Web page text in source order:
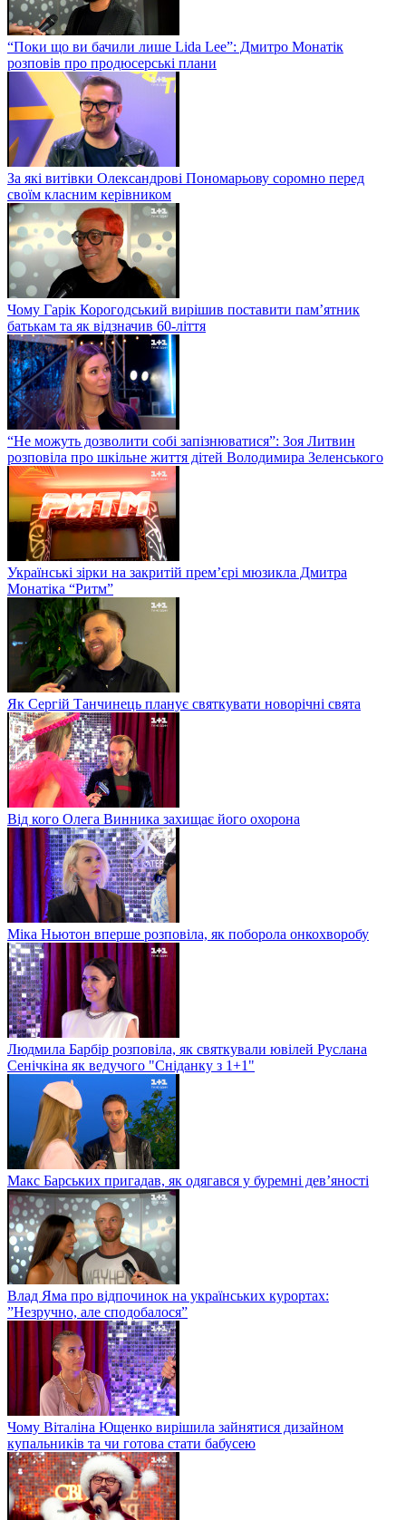
“Поки що ви бачили лише Lida Lee”: Дмитро Монатік
розповів про продюсерські плани
За які витівки Олександрові Пономарьову соромно перед
своїм класним керівником
Чому Гарік Корогодський вирішив поставити пам’ятник
батькам та як відзначив 60-ліття
“Не можуть дозволити собі запізнюватися”: Зоя Литвин
розповіла про шкільне життя дітей Володимира Зеленського
Українські зірки на закритій прем’єрі мюзикла Дмитра
Монатіка “Ритм”
Як Сергій Танчинець планує святкувати новорічні свята
Від кого Олега Винника захищає його охорона
Міка Ньютон вперше розповіла, як поборола онкохворобу
Людмила Барбір розповіла, як святкували ювілей Руслана
Сенічкіна як ведучого "Сніданку з 1+1"
Макс Барських пригадав, як одягався у буремні дев’яності
Влад Яма про відпочинок на українських курортах:
”Незручно, але сподобалося”
Чому Віталіна Ющенко вирішила зайнятися дизайном
купальників та чи готова стати бабусею